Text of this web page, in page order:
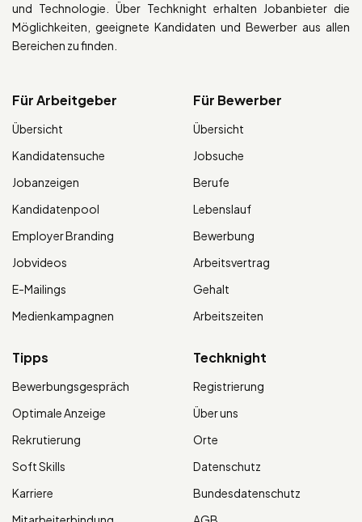
und Technologie. Über Techknight erhalten Jobanbieter die
Möglichkeiten, geeignete Kandidaten und Bewerber aus allen
Bereichen zu finden.
Für Arbeitgeber
Übersicht
Kandidatensuche
Jobanzeigen
Kandidatenpool
Employer Branding
Jobvideos
E-Mailings
Medienkampagnen
Für Bewerber
Übersicht
Jobsuche
Berufe
Lebenslauf
Bewerbung
Arbeitsvertrag
Gehalt
Arbeitszeiten
Tipps
Bewerbungsgespräch
Optimale Anzeige
Rekrutierung
Soft Skills
Karriere
Techknight
Registrierung
Über uns
Orte
Datenschutz
Bundesdatenschutz